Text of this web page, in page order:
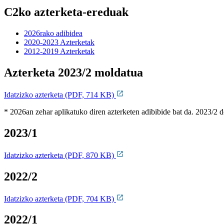
C2ko azterketa-ereduak
2026rako adibidea
2020-2023 Azterketak
2012-2019 Azterketak
Azterketa 2023/2 moldatua
Idatzizko azterketa (PDF, 714 KB)
* 2026an zehar aplikatuko diren azterketen adibibide bat da. 2023/2
2023/1
Idatzizko azterketa (PDF, 870 KB)
2022/2
Idatzizko azterketa (PDF, 704 KB)
2022/1